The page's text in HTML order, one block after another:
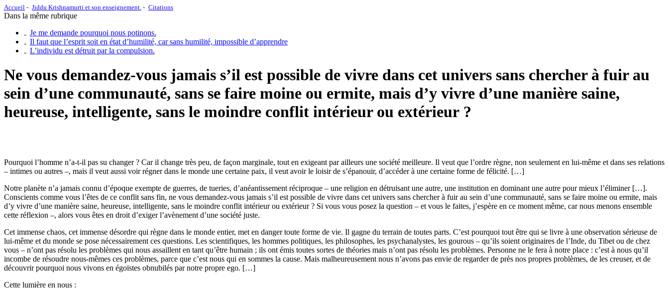
Accueil Jiddu Krishnamurti et son enseignement. Citations
Dans la même rubrique
Je me demande pourquoi nous potinons.
Il faut que l’esprit soit en état d’humilité, car sans humilité, impossible d’apprendre
L’individu est détruit par la compulsion.
Ne vous demandez-vous jamais s’il est possible de vivre dans cet univers sans chercher à fuir au
sein d’une communauté, sans se faire moine ou ermite, mais d’y vivre d’une manière saine,
heureuse, intelligente, sans le moindre conflit intérieur ou extérieur ?
Pourquoi l’homme n’a-t-il pas su changer ? Car il change très peu, de façon marginale, tout en exigeant par ailleurs une société meilleure. Il veut que l’ordre règne, non seulement en lui-même et dans ses relations
– intimes ou autres –, mais il veut aussi voir régner dans le monde une certaine paix, il veut avoir le loisir de s’épanouir, d’accéder à une certaine forme de félicité. […]
Notre planète n’a jamais connu d’époque exempte de guerres, de tueries, d’anéantissement réciproque – une religion en détruisant une autre, une institution en dominant une autre pour mieux l’éliminer […].
Conscients comme vous l’êtes de ce conflit sans fin, ne vous demandez-vous jamais s’il est possible de vivre dans cet univers sans chercher à fuir au sein d’une communauté, sans se faire moine ou ermite, mais
d’y vivre d’une manière saine, heureuse, intelligente, sans le moindre conflit intérieur ou extérieur ? Si vous vous posez la question – et vous le faites, j’espère en ce moment même, car nous menons ensemble
cette réflexion –, alors vous êtes en droit d’exiger l’avènement d’une société juste.
Cet immense chaos, cet immense désordre qui règne dans le monde entier, met en danger toute forme de vie. Il gagne du terrain de toutes parts. C’est pourquoi tout être qui se livre à une observation sérieuse de
lui-même et du monde se pose nécessairement ces questions. Les scientifiques, les hommes politiques, les philosophes, les psychanalystes, les gourous – qu’ils soient originaires de l’Inde, du Tibet ou de chez
vous – n’ont pas résolu les problèmes qui nous assaillent en tant qu’être humain ; ils ont émis toutes sortes de théories mais n’ont pas résolu les problèmes. Personne ne le fera à notre place : c’est à nous qu’il
incombe de résoudre nous-mêmes ces problèmes, parce que c’est nous qui en sommes la cause. Mais malheureusement nous n’avons pas envie de regarder de près nos propres problèmes, de les creuser, et de
découvrir pourquoi nous vivons en égoïstes obnubilés par notre propre ego. […]
Cette lumière en nous :